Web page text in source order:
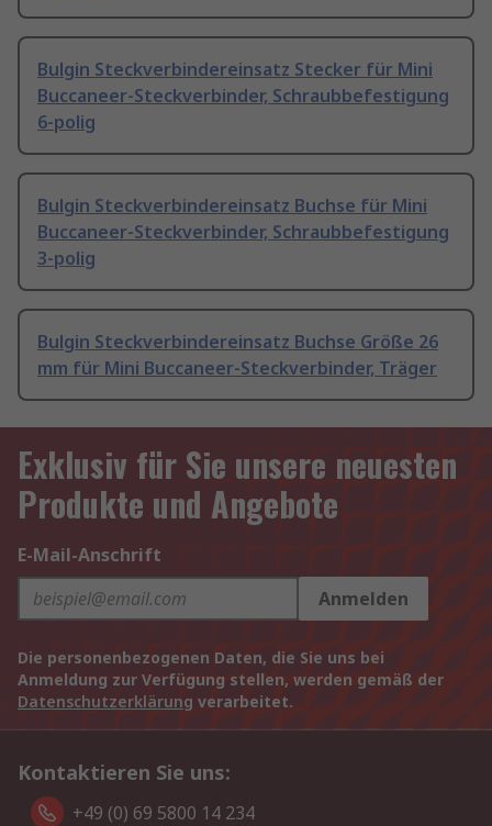
Bulgin Steckverbindereinsatz Stecker für Mini
Buccaneer-Steckverbinder, Schraubbefestigung
6-polig
Bulgin Steckverbindereinsatz Buchse für Mini
Buccaneer-Steckverbinder, Schraubbefestigung
3-polig
Bulgin Steckverbindereinsatz Buchse Größe 26
mm für Mini Buccaneer-Steckverbinder, Träger
Exklusiv für Sie unsere neuesten
Produkte und Angebote
E-Mail-Anschrift
Anmelden
Die personenbezogenen Daten, die Sie uns bei
Anmeldung zur Verfügung stellen, werden gemäß der
Datenschutzerklärung verarbeitet.
Kontaktieren Sie uns:
+49 (0) 69 5800 14 234